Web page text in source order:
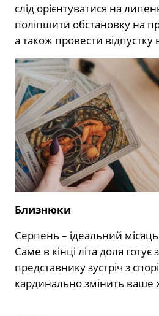
слід орієнтуватися на
поліпшити обстановку на
а також провести відпустку
Близнюки
Серпень – ідеальний
Саме в кінці літа доля готує
представнику зустріч з
кардинально змінить ваше